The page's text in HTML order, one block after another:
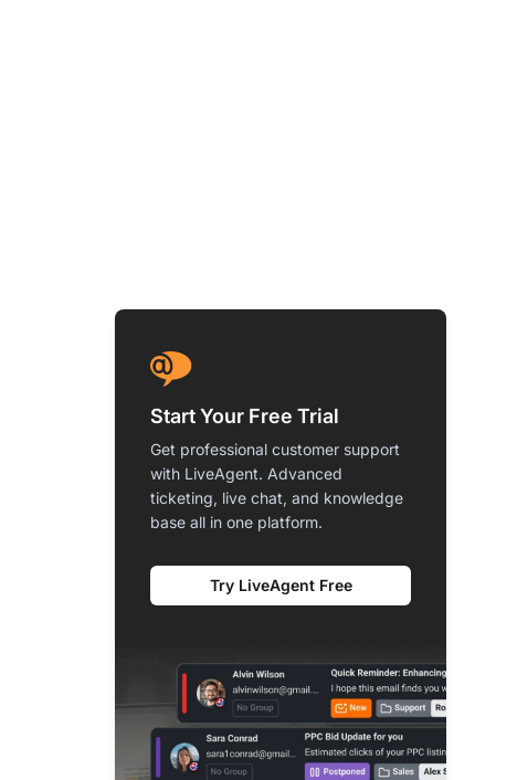
Start Your Free Trial
Get professional customer support
with LiveAgent. Advanced
ticketing, live chat, and knowledge
base all in one platform.
Try LiveAgent Free